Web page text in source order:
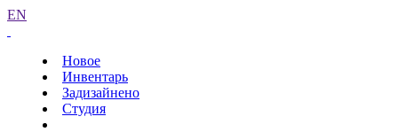
EN
Новое
Инвентарь
Задизайнено
Студия